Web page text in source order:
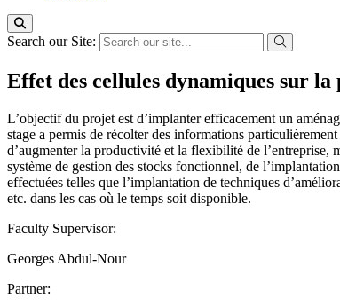
Search our Site:
Effet des cellules dynamiques sur la
L’objectif du projet est d’implanter efficacement un
stage a permis de récolter des informations
d’augmenter la productivité et la flexibilité de l’entreprise,
système de gestion des stocks fonctionnel, de
effectuées telles que l’implantation de techniques
etc. dans les cas où le temps soit disponible.
Faculty Supervisor:
Georges Abdul-Nour
Partner: